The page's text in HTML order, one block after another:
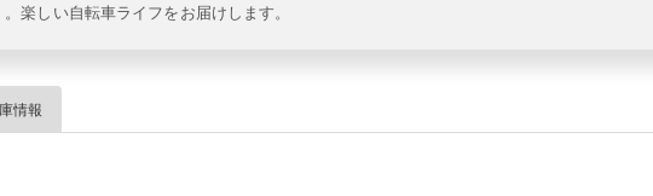
楽しい自転車ライフをお届けします。
情報